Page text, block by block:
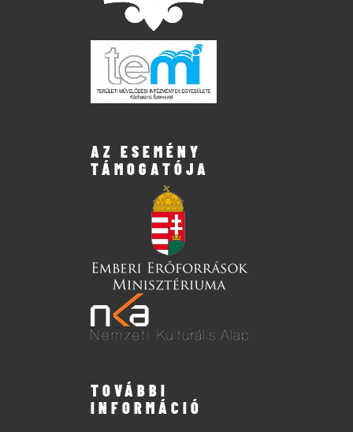
AZ ESEMÉNY
TÁMOGATÓJA
TOVÁBBI
INFORMÁCIÓ